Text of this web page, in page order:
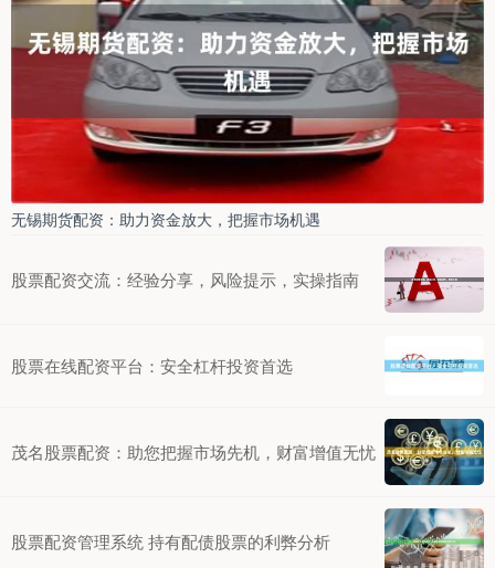
无锡期货配资：助力资金放大，把握市场机遇
股票配资交流：经验分享，风险提示，实操指南
股票在线配资平台：安全杠杆投资首选
茂名股票配资：助您把握市场先机，财富增值无忧
股票配资管理系统 持有配债股票的利弊分析